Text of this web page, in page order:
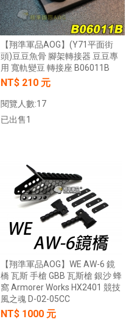
【翔準AOG】冰鼠電動脈衝水槍 噴
NT$280元 NT$ 元
加入購物車
【翔準AOG】SKYWOODS RL750G
綠雷射戰術燈 B1AXG 750流明
【翔準軍品AOG】(Y71平面街
頭)豆豆魚骨 腳架轉接器 豆豆專
用 寬軌變豆 轉接座 B06011B
NT$ 210 元
閱覽人數:17
已出售1
【翔準軍品AOG】WE AW-6 鏡
橋 瓦斯 手槍 GBB 瓦斯槍 銀沙 蜂
窩 Armorer Works HX2401 競技
風之魂 D-02-05CC
NT$ 1000 元